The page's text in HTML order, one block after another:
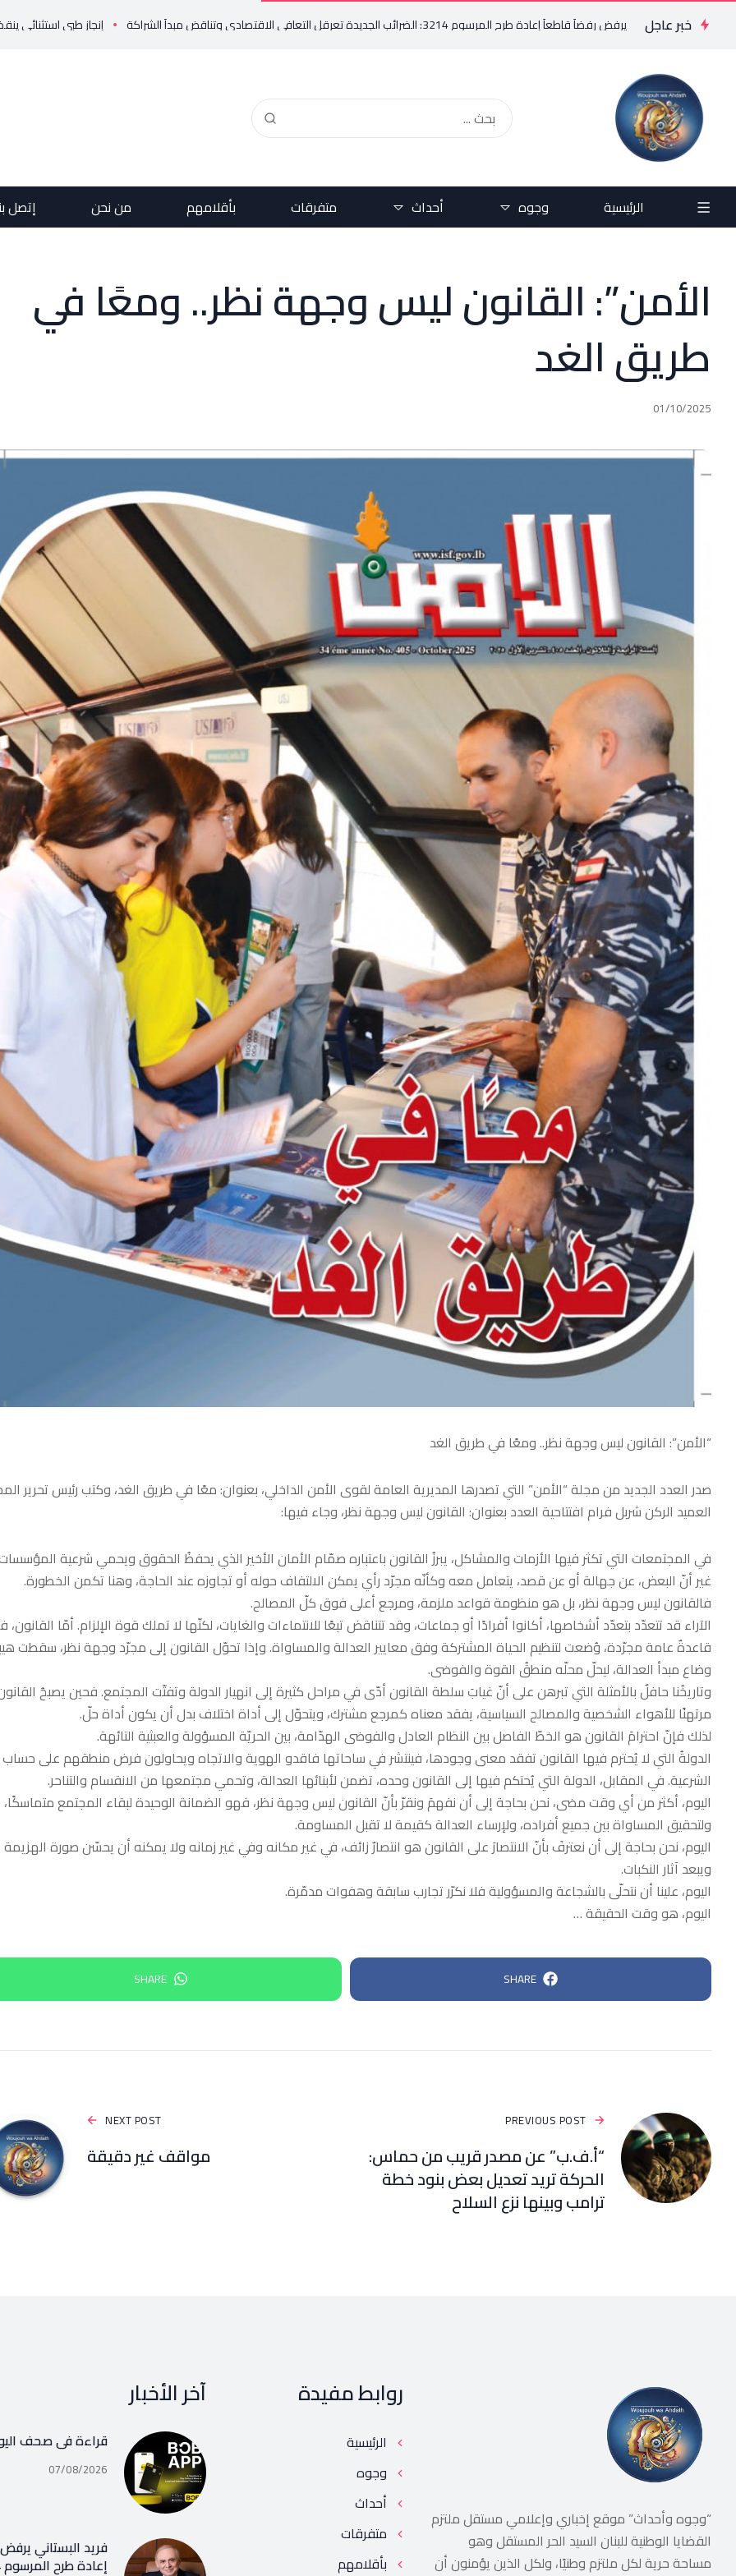
خبر عاجل
البستاني يرفض رفضاً قاطعاً إعادة طرح المرسوم 3214: الضرائب الجديدة تعرقل التعافي الاقتصادي وتناقض مبدأ الشراكة إنجاز طبي استثنائي ينقذ حياة مولود
الرئيسية وجوه أحداث متفرقات بأقلامهم من نحن إتصل
الأمن”: القانون ليس وجهة نظر.. ومعًا في
طريق الغد
01/10/2025
“الأمن”: القانون ليس وجهة نظر.. ومعًا في طريق الغد
صدر العدد الجديد من مجلة “الأمن” التي تصدرها المديرية العامة لقوى الأمن الداخلي، بعنوان: معًا في طريق الغد، وكتب رئيس تحرير
العميد الركن شربل فرام افتتاحية العدد بعنوان: القانون ليس وجهة نظر، وجاء فيها:
في المجتمعات التي تكثر فيها الأزمات والمشاكل، يبرزُ القانون باعتباره صمّام الأمان الأخير الذي يحفظُ الحقوق ويحمي شرعية
غير أنّ البعض، عن جهالة أو عن قصد، يتعامل معه وكأنّه مجرّد رأي يمكن الالتفاف حوله أو تجاوزه عند الحاجة، وهنا تكمن الخطورة.
فالقانون ليس وجهة نظر، بل هو منظومة قواعد ملزمة، ومرجع أعلى فوق كلّ المصالح.
الآراء قد تتعدّد بتعدّد أشخاصها، أكانوا أفرادًا أو جماعات، وقد تتناقض تبعًا للانتماءات والغايات، لكنّها لا تملك قوة الإلزام. أمّا
قاعدةٌ عامة مجرّدة، وُضعت لتنظيم الحياة المشتركة وفق معايير العدالة والمساواة. وإذا تحوّل القانون إلى مجرّد وجهة نظر، سقطت
وضاع مبدأ العدالة، ليحلّ محلّه منطقُ القوة والفوضى.
وتاريخُنا حافلٌ بالأمثلة التي تبرهن على أنّ غيابَ سلطة القانون أدّى في مراحل كثيرة إلى انهيار الدولة وتفتّت المجتمع. فحين يصبحُ
مرتهنًا للأهواء الشخصية والمصالح السياسية، يفقد معناه كمرجع مشترك، ويتحوّل إلى أداة اختلاف بدل أن يكون أداة حلّ.
لذلك فإنّ احترامَ القانون هو الخطّ الفاصل بين النظام العادل والفوضى الهدّامة، بين الحريّة المسؤولة والعبثية التائهة.
الدولةُ التي لا يُحترم فيها القانون تفقد معنى وجودها، فينتشر في ساحاتها فاقدو الهوية والاتجاه ويحاولون فرض منطقهم على حساب
الشرعية. في المقابل، الدولة التي يُحتكم فيها إلى القانون وحده، تضمن لأبنائها العدالة، وتحمي مجتمعها من الانقسام والتناحر.
اليوم، أكثر من أي وقت مضى، نحن بحاجة إلى أن نفهمَ ونقرّ بأنّ القانون ليس وجهة نظر، فهو الضمانة الوحيدة لبقاء المجتمع متماسكًا،
ولتحقيق المساواة بين جميع أفراده، ولإرساء العدالة كقيمة لا تقبل المساومة.
اليوم، نحن بحاجة إلى أن نعترفَ بأنّ الانتصارَ على القانون هو انتصارٌ زائف، في غير مكانه وفي غير زمانه ولا يمكنه أن يحسّن صورة الهزيمة
ويبعد آثار النكبات.
اليوم، علينا أن نتحلّى بالشجاعة والمسؤولية فلا نكرّر تجارب سابقة وهفوات مدمّرة.
اليوم، هو وقت الحقيقة …
SHARE
SHARE
PREVIOUS POST
“أ.ف.ب” عن مصدر قريب من حماس:
الحركة تريد تعديل بعض بنود خطة
ترامب وبينها نزع السلاح
NEXT POST
مواقف غير دقيقة
“وجوه وأحداث” موقع إخباري وإعلامي مستقل ملتزم
القضايا الوطنية للبنان السيد الحر المستقل وهو
مساحة حرية لكل ملتزم وطنيًا، ولكل الذين يؤمنون أن
روابط مفيدة
الرئيسية
وجوه
أحداث
متفرقات
بأقلامهم
آخر الأخبار
قراءة في صحف
07/08/2026
فريد البستاني